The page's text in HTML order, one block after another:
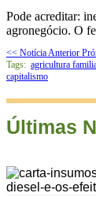
Pode acreditar:
agronegócio. O
<< Notícia Anterior
Tags: agricultura
capitalismo
Últimas